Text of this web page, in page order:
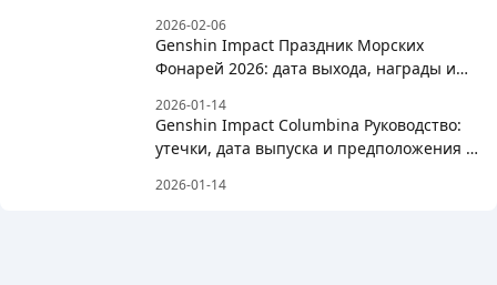
2026-02-06
Genshin Impact Праздник Морских
Фонарей 2026: дата выхода, награды и
2026-01-14
Genshin Impact Columbina Руководство:
утечки, дата выпуска и предположения о
2026-01-14